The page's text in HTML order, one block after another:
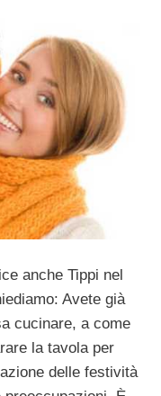
anche Tippi nel
Avete già
cucinare, a come
la tavola per
delle festività